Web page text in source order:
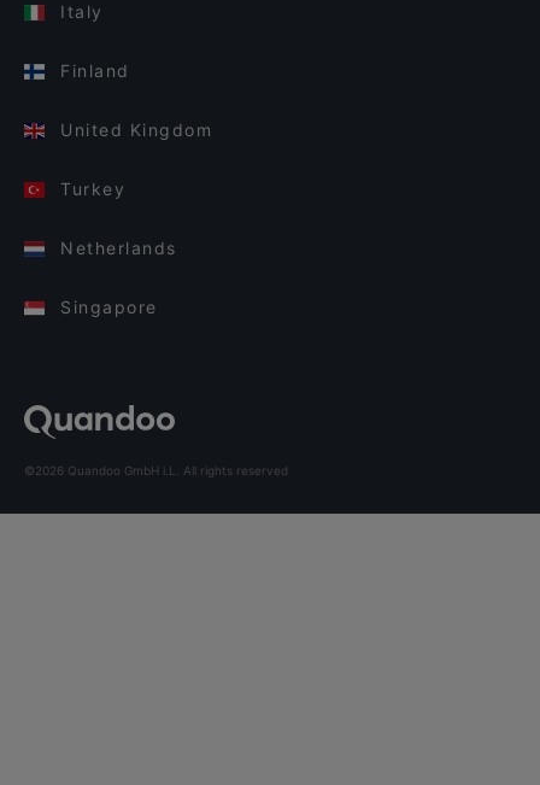
Italy
Finland
United Kingdom
Turkey
Netherlands
Singapore
©2026 Quandoo GmbH i.L. All rights reserved